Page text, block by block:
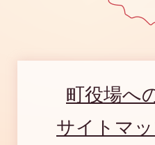
町役場へ
サイトマ